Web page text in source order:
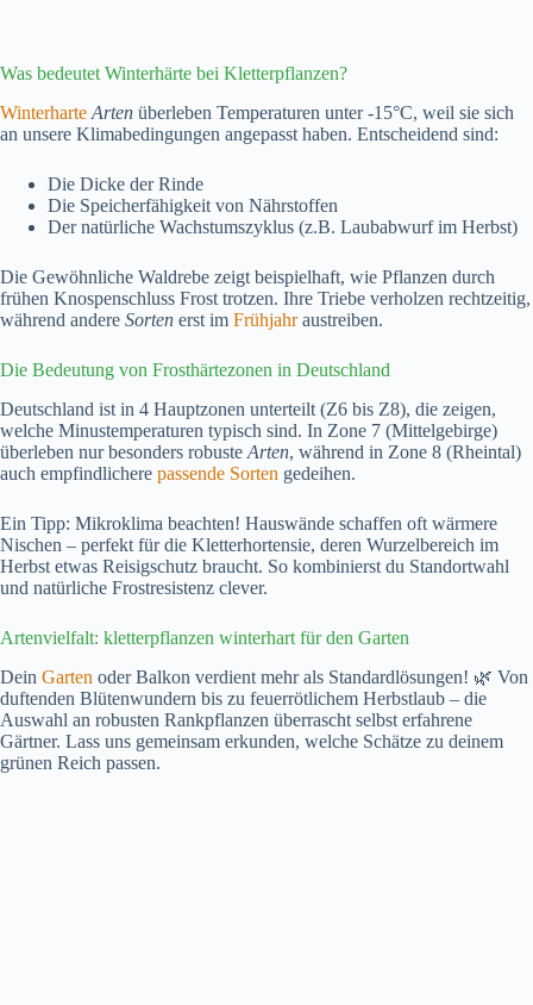
Was bedeutet Winterhärte bei Kletterpflanzen?
Winterharte Arten überleben Temperaturen unter -15°C, weil sie sich
an unsere Klimabedingungen angepasst haben. Entscheidend sind:
Die Dicke der Rinde
Die Speicherfähigkeit von Nährstoffen
Der natürliche Wachstumszyklus (z.B. Laubabwurf im Herbst)
Die Gewöhnliche Waldrebe zeigt beispielhaft, wie Pflanzen durch
frühen Knospenschluss Frost trotzen. Ihre Triebe verholzen rechtzeitig,
während andere Sorten erst im Frühjahraustreiben.
Die Bedeutung von Frosthärtezonen in Deutschland
Deutschland ist in 4 Hauptzonen unterteilt (Z6 bis Z8), die zeigen,
welche Minustemperaturen typisch sind. In Zone 7 (Mittelgebirge)
überleben nur besonders robuste Arten, während in Zone 8 (Rheintal)
auch empfindlichere passende Sorten gedeihen.
Ein Tipp: Mikroklima beachten! Hauswände schaffen oft wärmere
Nischen – perfekt für die Kletterhortensie, deren Wurzelbereich im
Herbst etwas Reisigschutz braucht. So kombinierst du Standortwahl
und natürliche Frostresistenz clever.
Artenvielfalt: kletterpflanzen winterhart für den Garten
Dein Garten oder Balkon verdient mehr als Standardlösungen! 🌿 Von
duftenden Blütenwundern bis zu feuerrötlichem Herbstlaub – die
Auswahl an robusten Rankpflanzen überrascht selbst erfahrene
Gärtner. Lass uns gemeinsam erkunden, welche Schätze zu deinem
grünen Reich passen.